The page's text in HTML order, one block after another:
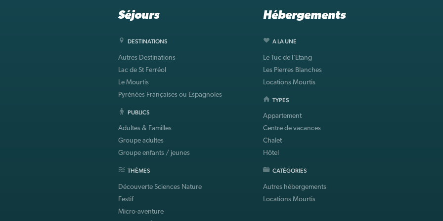
Séjours
DESTINATIONS
Autres Destinations
Lac de St Ferréol
Le Mourtis
Pyrénées Françaises ou Espagnoles
PUBLICS
Adultes & Familles
Groupe adultes
Groupe enfants / jeunes
THÊMES
Découverte Sciences Nature
Festif
Micro-aventure
Hébergements
A LA UNE
Le Tuc de l'Etang
Les Pierres Blanches
Locations Mourtis
TYPES
Appartement
Centre de vacances
Chalet
Hôtel
CATÉGORIES
Autres hébergements
Locations Mourtis